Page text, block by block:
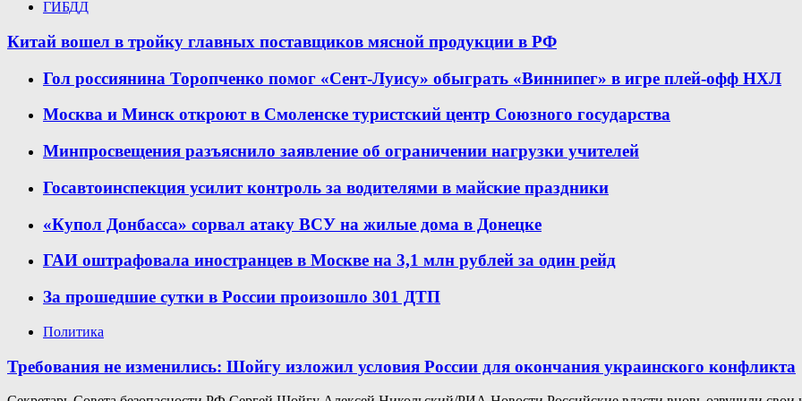
ГИБДД
Китай вошел в тройку главных поставщиков мясной продукции в РФ
Гол россиянина Торопченко помог «Сент-Луису» обыграть «Виннипег» в игре плей-офф НХЛ
Москва и Минск откроют в Смоленске туристский центр Союзного государства
Минпросвещения разъяснило заявление об ограничении нагрузки учителей
Госавтоинспекция усилит контроль за водителями в майские праздники
«Купол Донбасса» сорвал атаку ВСУ на жилые дома в Донецке
ГАИ оштрафовала иностранцев в Москве на 3,1 млн рублей за один рейд
За прошедшие сутки в России произошло 301 ДТП
Политика
Требования не изменились: Шойгу изложил условия России для окончания украинского конфликта